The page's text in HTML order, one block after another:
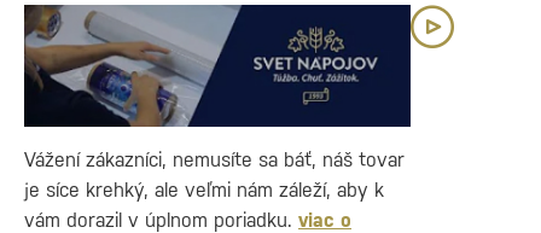
Vážení zákazníci, nemusíte sa báť, náš tovar
je síce krehký, ale veľmi nám záleží, aby k
vám dorazil v úplnom poriadku. viac o